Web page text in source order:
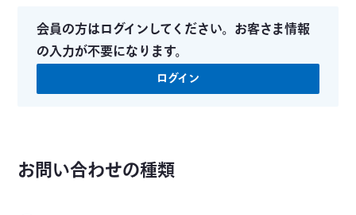
会員の方はログインしてください。お客さま情報
の入力が不要になります。
ログイン
お問い合わせの種類